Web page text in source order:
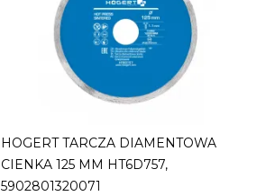
HOGERT TARCZA DIAMENTOWA
CIENKA 125 MM HT6D757,
5902801320071